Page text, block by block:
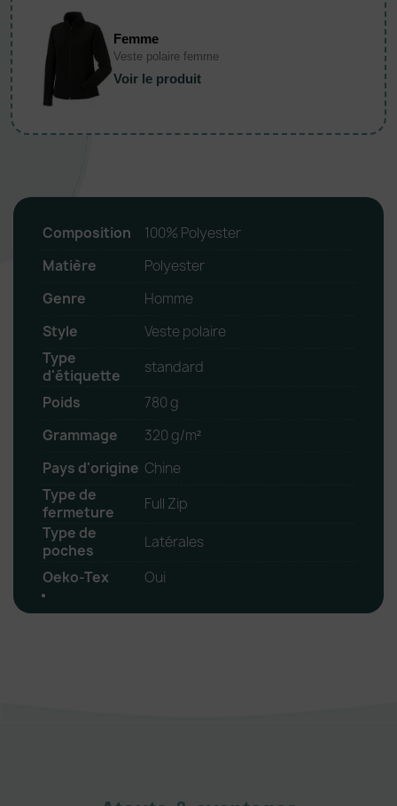
Femme
Veste polaire femme
Voir le produit
Composition
100% Polyester
Matière
Polyester
Genre
Homme
Style
Veste polaire
Type
d'étiquette
standard
Poids
780 g
Grammage
320 g/m²
Pays d'origine Chine
Type de
fermeture
Full Zip
Type de
poches
Latérales
Oeko-Tex
Oui